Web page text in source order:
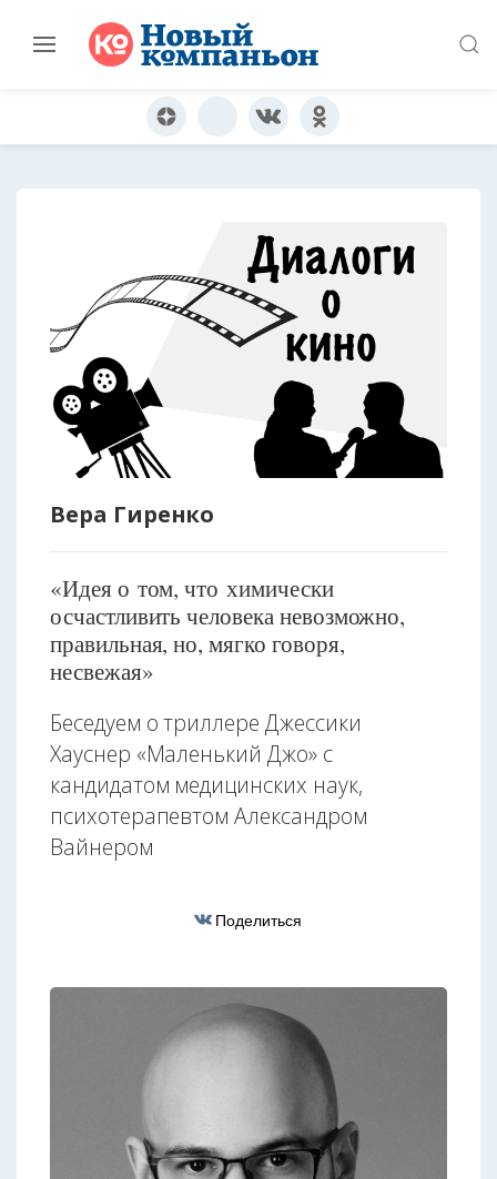
Вера Гиренко
«Идея о том, что химически
осчастливить человека невозможно,
правильная, но, мягко говоря,
несвежая»
Беседуем о триллере Джессики
Хауснер «Маленький Джо» с
кандидатом медицинских наук,
психотерапевтом Александром
Вайнером
Поделиться